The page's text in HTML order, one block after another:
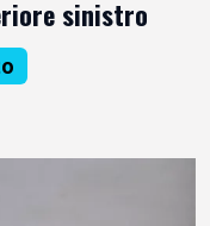
sinistro